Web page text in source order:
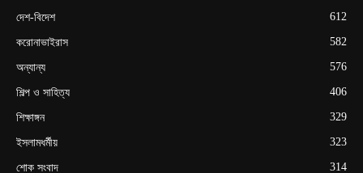
দেশ-বিদেশ 612
করোনাভাইরাস 582
অন্যান্য 576
শিল্প ও সাহিত্য 406
শিক্ষাঙ্গন 329
ইসলামধর্মীয় 323
শোক সংবাদ 314